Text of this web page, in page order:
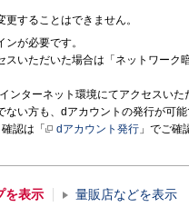
することはできません。
が必要です。
スいただいた場合は「ネットワー
ンターネット環境にてアクセスい
い方も、dアカウントの発行が可能
認は「
dアカウント発行 」でご確
を表示 量販店などを表示